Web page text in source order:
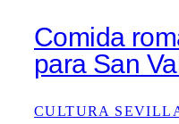
Comida
para San
CULTURA